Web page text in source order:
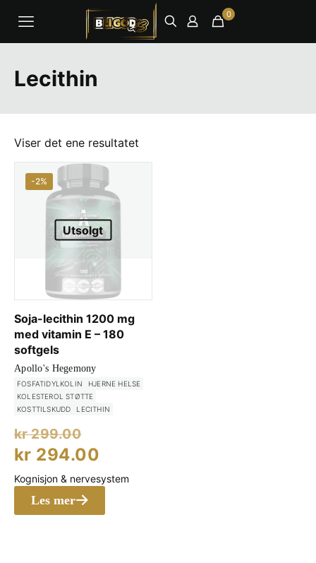
0
Lecithin
Viser det ene resultatet
-2%
Utsolgt
Soja-lecithin 1200 mg
med vitamin E – 180
softgels
Apollo's Hegemony
FOSFATIDYLKOLIN
HJERNE HELSE
KOLESTEROL STØTTE
KOSTTILSKUDD
LECITHIN
kr299.00
pris
var:
kr 299.00.
kr 294.00
pris
kr 294.00.
Les mer
Kognisjon & nervesystem